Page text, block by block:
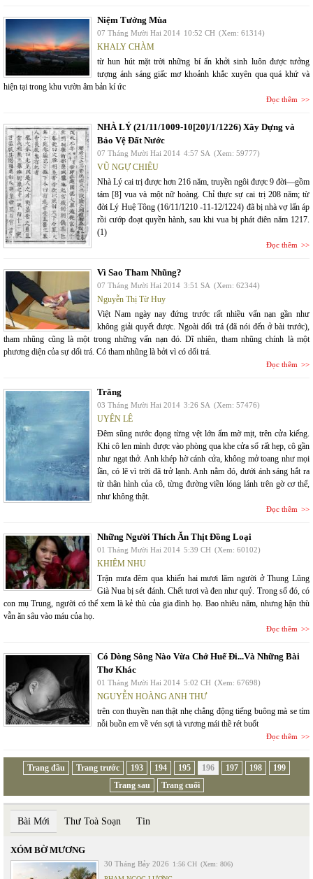
Niệm Tưởng Mùa
07 Tháng Mười Hai 2014 10:52 CH (Xem: 61314)
KHALY CHÀM
từ hun hút mặt trời những bí ẩn khởi sinh luôn được tưởng
tượng ánh sáng giấc mơ khoảnh khắc xuyên qua quá khứ và
hiện tại trong khu vườn âm bản kí ức
Đọc thêm
NHÀ LÝ (21/11/1009-10[20]/1/1226) Xây Dựng và
Bảo Vệ Đất Nước
07 Tháng Mười Hai 2014 4:57 SA (Xem: 59777)
VŨ NGỰ CHIÊU
Nhà Lý cai trị được hơn 216 năm, truyền ngôi được 9 đời—gồm
tám [8] vua và một nữ hoàng. Chỉ thực sự cai trị 208 năm; từ
đời Lý Huệ Tông (16/11/1210 -11-12/1224) đã bị nhà vợ lấn áp
rồi cướp đoạt quyền hành, sau khi vua bị phát điên năm 1217.
(1)
Đọc thêm
Vì Sao Tham Nhũng?
07 Tháng Mười Hai 2014 3:51 SA (Xem: 62344)
Nguyễn Thị Từ Huy
Việt Nam ngày nay đứng trước rất nhiều vấn nạn gần như
không giải quyết được. Ngoài dối trá (đã nói đến ở bài trước),
tham nhũng cũng là một trong những vấn nạn đó. Dĩ nhiên, tham nhũng chính là một
phương diện của sự dối trá. Có tham nhũng là bởi vì có dối trá.
Đọc thêm
Trăng
03 Tháng Mười Hai 2014 3:26 SA (Xem: 57476)
UYÊN LÊ
Đêm sũng nước đọng từng vệt lớn ẩm mờ mịt, trên cửa kiếng.
Khi cô len mình được vào phòng qua khe cửa sổ rất hẹp, cô gần
như ngạt thở. Anh khép hờ cánh cửa, không mở toang như mọi
lần, có lẽ vì trời đã trở lạnh. Anh nằm đó, dưới ánh sáng hắt ra
từ thân hình của cô, từng đường viền lóng lánh trên gờ cơ thể,
như không thật.
Đọc thêm
Những Người Thích Ăn Thịt Đồng Loại
01 Tháng Mười Hai 2014 5:39 CH (Xem: 60102)
KHIÊM NHU
Trận mưa đêm qua khiến hai mươi lăm người ở Thung Lũng
Già Nua bị sét đánh. Chết tươi và đen như quỷ. Trong số đó, có
con mụ Trung, người có thể xem là kẻ thù của gia đình họ. Bao nhiêu năm, nhưng hận thù
vẫn ăn sâu vào máu của họ.
Đọc thêm
Có Dòng Sông Nào Vừa Chở Huế Đi...Và Những Bài
Thơ Khác
01 Tháng Mười Hai 2014 5:02 CH (Xem: 67698)
NGUYỄN HOÀNG ANH THƯ
trên con thuyền nan thật nhẹ chẳng động tiếng buông mà se tím
nỗi buồn em về vén sợi tà vương mái thề rét buốt
Đọc thêm
Trang đầu Trang trước 193 194 195 196 197 198
199
Trang sau
Trang cuối
Bài Mới Thư Toà Soạn Tin
XÓM BỜ MƯƠNG
30 Tháng Bảy 2026 1:56 CH (Xem: 806)